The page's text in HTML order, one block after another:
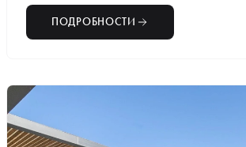
ПОДРОБНОСТИ